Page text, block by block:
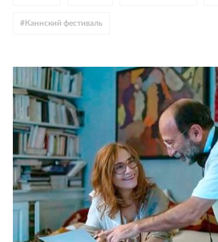
# Каннский фестиваль